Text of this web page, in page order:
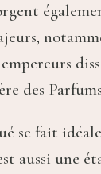
des
se fait
aussi une